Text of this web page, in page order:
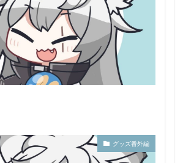
グッズ番外編